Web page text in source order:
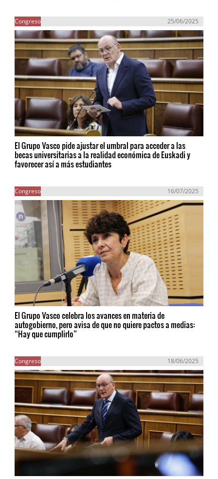
Congreso 25/06/2025
El Grupo Vasco pide ajustar el umbral para acceder a las
becas universitarias a la realidad económica de Euskadi y
favorecer así a más estudiantes
Congreso 16/07/2025
El Grupo Vasco celebra los avances en materia de
autogobierno, pero avisa de que no quiere pactos a medias:
“Hay que cumplirlo”
Congreso 18/06/2025